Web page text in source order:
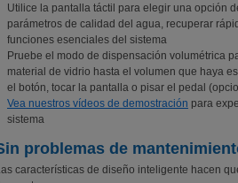
Utilice la pantalla táctil para elegir una opción
parámetros de calidad del agua, recuperar
funciones esenciales del sistema
Pruebe el modo de dispensación volumétrica
material de vidrio hasta el volumen que haya
el botón, tocar la pantalla o pisar el pedal
Vea nuestros vídeos de demostración para
sistema
problemas de
características de diseño inteligente hacen